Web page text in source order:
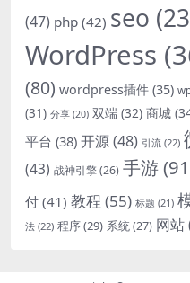
(47) php (42) seo
WordPress
(80) wordpress插件 (35)
(31) 分享 (20) 双端 (32) 商城
平台 (38) 开源(48) 引流 (22)
(43) 战神引擎(26) 手游
付 (41) 教程 (55) 标题 (21)
法 (22) 程序(29) 系统(27) 网站